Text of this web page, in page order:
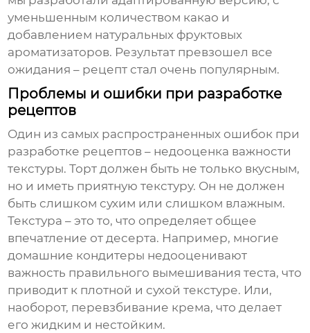
уменьшенным количеством какао и
добавлением натуральных фруктовых
ароматизаторов. Результат превзошел все
ожидания – рецепт стал очень популярным.
Проблемы и ошибки при разработке
рецептов
Один из самых распространенных ошибок при
разработке рецептов – недооценка важности
текстуры. Торт должен быть не только вкусным,
но и иметь приятную текстуру. Он не должен
быть слишком сухим или слишком влажным.
Текстура – это то, что определяет общее
впечатление от десерта. Например, многие
домашние кондитеры недооценивают
важность правильного вымешивания теста, что
приводит к плотной и сухой текстуре. Или,
наоборот, перевзбивание крема, что делает
его жидким и нестойким.